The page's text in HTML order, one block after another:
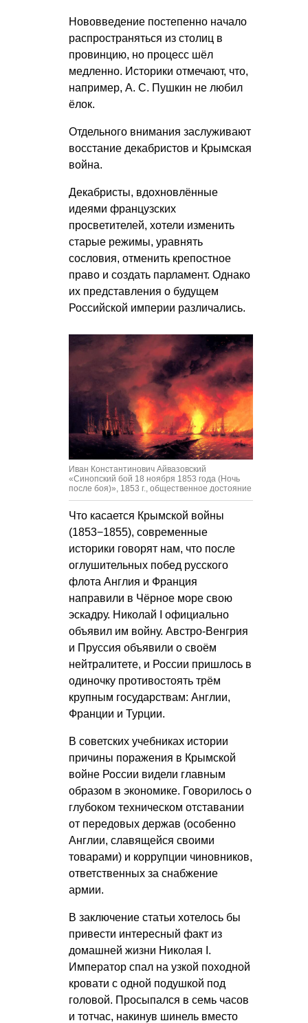
Нововведение постепенно начало
распространяться из столиц в
провинцию, но процесс шёл
медленно. Историки отмечают, что,
например, А. С. Пушкин не любил
ёлок.
Отдельного внимания заслуживают
восстание декабристов и Крымская
война.
Декабристы, вдохновлённые
идеями французских
просветителей, хотели изменить
старые режимы, уравнять
сословия, отменить крепостное
право и создать парламент. Однако
их представления о будущем
Российской империи различались.
Иван Константинович Айвазовский
«Синопский бой 18 ноября 1853 года (Ночь
после боя)», 1853 г., общественное достояние
Что касается Крымской войны
(1853−1855), современные
историки говорят нам, что после
оглушительных побед русского
флота Англия и Франция
направили в Чёрное море свою
эскадру. Николай I официально
объявил им войну. Австро-Венгрия
и Пруссия объявили о своём
нейтралитете, и России пришлось в
одиночку противостоять трём
крупным государствам: Англии,
Франции и Турции.
В советских учебниках истории
причины поражения в Крымской
войне России видели главным
образом в экономике. Говорилось о
глубоком техническом отставании
от передовых держав (особенно
Англии, славящейся своими
товарами) и коррупции чиновников,
ответственных за снабжение
армии.
В заключение статьи хотелось бы
привести интересный факт из
домашней жизни Николая I.
Император спал на узкой походной
кровати с одной подушкой под
головой. Просыпался в семь часов
и тотчас, накинув шинель вместо